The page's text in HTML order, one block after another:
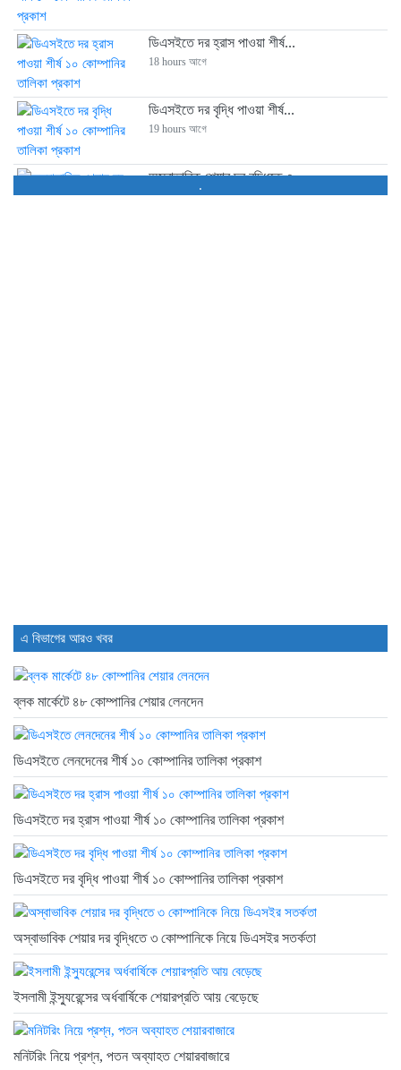
ডিএসইতে দর হ্রাস পাওয়া শীর্ষ...
18 hours আগে
ডিএসইতে দর বৃদ্ধি পাওয়া শীর্ষ...
19 hours আগে
অস্বাভাবিক শেয়ার দর বৃদ্ধিতে ৩...
19 hours আগে
.
এ বিভাগের আরও খবর
ব্লক মার্কেটে ৪৮ কোম্পানির শেয়ার লেনদেন
ডিএসইতে লেনদেনের শীর্ষ ১০ কোম্পানির তালিকা প্রকাশ
ডিএসইতে দর হ্রাস পাওয়া শীর্ষ ১০ কোম্পানির তালিকা প্রকাশ
ডিএসইতে দর বৃদ্ধি পাওয়া শীর্ষ ১০ কোম্পানির তালিকা প্রকাশ
অস্বাভাবিক শেয়ার দর বৃদ্ধিতে ৩ কোম্পানিকে নিয়ে ডিএসইর সতর্কতা
ইসলামী ইন্স্যুরেন্সের অর্ধবার্ষিকে শেয়ারপ্রতি আয় বেড়েছে
মনিটরিং নিয়ে প্রশ্ন, পতন অব্যাহত শেয়ারবাজারে